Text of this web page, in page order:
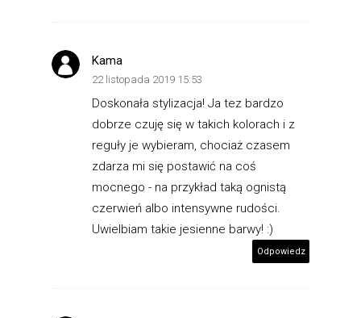
Kama
22 listopada 2019 15:53
Doskonała stylizacja! Ja tez bardzo
dobrze czuję się w takich kolorach i z
reguły je wybieram, chociaż czasem
zdarza mi się postawić na coś
mocnego - na przykład taką ognistą
czerwień albo intensywne rudości.
Uwielbiam takie jesienne barwy! :)
Odpowiedz